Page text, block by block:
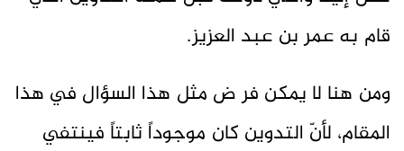
قام به عمر بن عبد العزيز.
ومن هنا لا يمكن فر ض مثل هذا السؤال في هذا
المقام، لأنّ التدوين كان موجوداً ثابتاً فينتفي